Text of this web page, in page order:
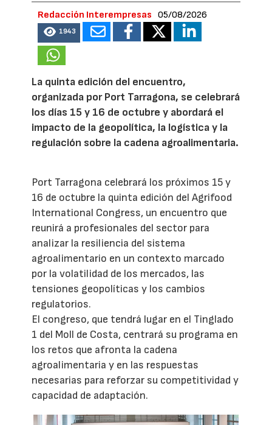
Redacción Interempresas 05/08/2026
1943
La quinta edición del encuentro,
organizada por Port Tarragona, se celebrará
los días 15 y 16 de octubre y abordará el
impacto de la geopolítica, la logística y la
regulación sobre la cadena agroalimentaria.
Port Tarragona celebrará los próximos 15 y
16 de octubre la quinta edición del Agrifood
International Congress, un encuentro que
reunirá a profesionales del sector para
analizar la resiliencia del sistema
agroalimentario en un contexto marcado
por la volatilidad de los mercados, las
tensiones geopolíticas y los cambios
regulatorios.
El congreso, que tendrá lugar en el Tinglado
1 del Moll de Costa, centrará su programa en
los retos que afronta la cadena
agroalimentaria y en las respuestas
necesarias para reforzar su competitividad y
capacidad de adaptación.